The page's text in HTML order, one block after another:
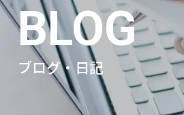
BLOG
ブログ・日記